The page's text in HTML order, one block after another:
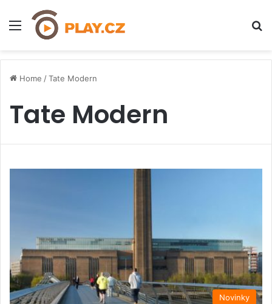
Menu
Home /Tate Modern
Tate Modern
Novinky